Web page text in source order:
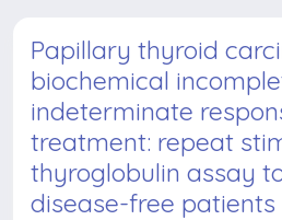
Papillary thyroid
biochemical
indeterminate
treatment: repeat
thyroglobulin assay
disease-free patients